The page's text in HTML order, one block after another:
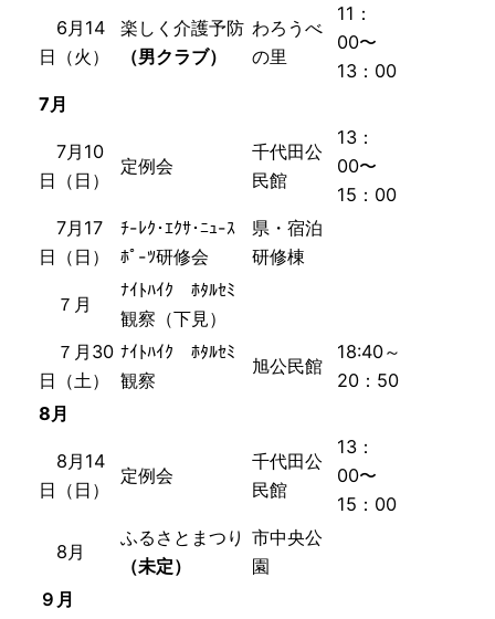
6月14
日（火）
楽しく介護予防
（男クラブ）
わろうべ
の里
11：
00〜
13：00
7月
7月10
日（日）
定例会
千代田公
民館
13：
00〜
15：00
7月17
日（日）
ﾁ-ﾚｸ･ｴｸｻ･ﾆｭ-ｽ
ﾎﾟ-ﾂ研修会
県・宿泊
研修棟
７月
ﾅｲﾄﾊｲｸ ﾎﾀﾙｾﾐ
観察（下見）
７月30
日（土）
ﾅｲﾄﾊｲｸ ﾎﾀﾙｾﾐ
観察
旭公民館
18:40～
20：50
8月
8月14
日（日）
定例会
千代田公
民館
13：
00〜
15：00
8月
ふるさとまつり
（未定）
市中央公
園
９月